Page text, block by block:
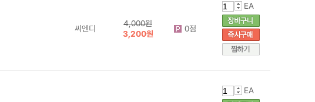
씨엔디
4,000원
3,200원
0점
EA
EA